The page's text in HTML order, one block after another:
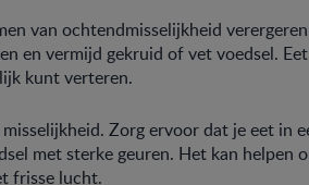
van ochtendmisselijkheid
en vermijd gekruid of vet voedsel.
kunt verteren.
Zorg ervoor dat je eet in
met sterke geuren. Het kan helpen
frisse lucht.